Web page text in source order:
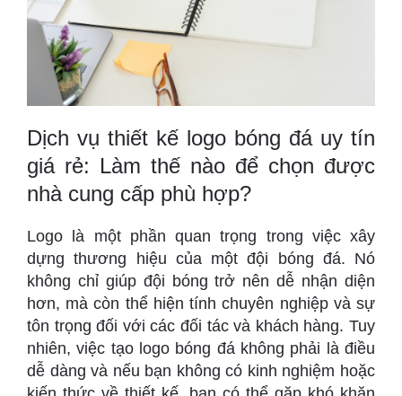
Dịch vụ thiết kế logo bóng đá uy tín
giá rẻ: Làm thế nào để chọn được
nhà cung cấp phù hợp?
Logo là một phần quan trọng trong việc xây
dựng thương hiệu của một đội bóng đá. Nó
không chỉ giúp đội bóng trở nên dễ nhận diện
hơn, mà còn thể hiện tính chuyên nghiệp và sự
tôn trọng đối với các đối tác và khách hàng. Tuy
nhiên, việc tạo logo bóng đá không phải là điều
dễ dàng và nếu bạn không có kinh nghiệm hoặc